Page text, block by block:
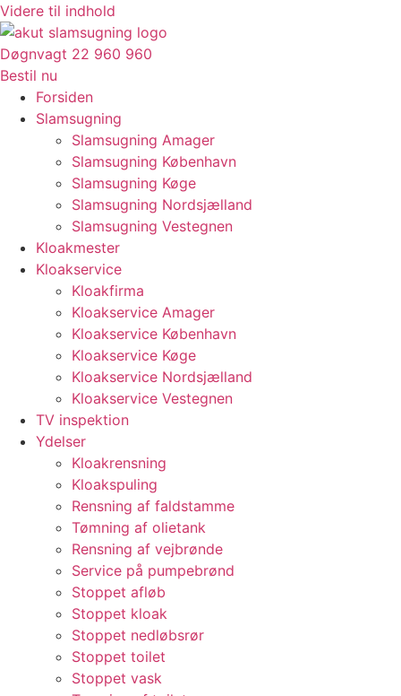
Videre til indhold
Døgnvagt 22 960 960
Bestil nu
Forsiden
Slamsugning
Slamsugning Amager
Slamsugning København
Slamsugning Køge
Slamsugning Nordsjælland
Slamsugning Vestegnen
Kloakmester
Kloakservice
Kloakfirma
Kloakservice Amager
Kloakservice København
Kloakservice Køge
Kloakservice Nordsjælland
Kloakservice Vestegnen
TV inspektion
Ydelser
Kloakrensning
Kloakspuling
Rensning af faldstamme
Tømning af olietank
Rensning af vejbrønde
Service på pumpebrønd
Stoppet afløb
Stoppet kloak
Stoppet nedløbsrør
Stoppet toilet
Stoppet vask